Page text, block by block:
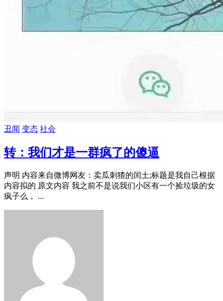
丑闻 变态 社会
转：我们才是一群疯了的傻逼
声明 内容来自微博网友：卖瓜刺猹的闰土;标题是我自己根据
内容拟的 原文内容 我之前不是说我们小区有一个捡垃圾的女
疯子么， ...